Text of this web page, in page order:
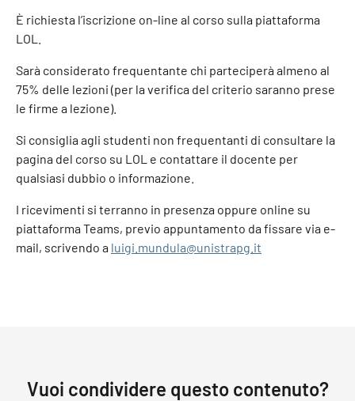
È richiesta l’iscrizione on-line al corso sulla piattaforma
LOL.
Sarà considerato frequentante chi parteciperà almeno al
75% delle lezioni (per la verifica del criterio saranno prese
le firme a lezione).
Si consiglia agli studenti non frequentanti di consultare la
pagina del corso su LOL e contattare il docente per
qualsiasi dubbio o informazione.
I ricevimenti si terranno in presenza oppure online su
piattaforma Teams, previo appuntamento da fissare via e-
mail, scrivendo a luigi.mundula@unistrapg.it
Vuoi condividere questo contenuto?